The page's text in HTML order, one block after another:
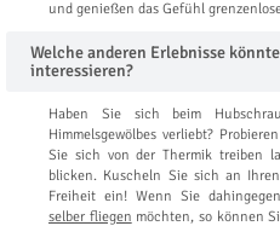
und genießen das Gefühl
Welche anderen Erlebnisse
interessieren?
Haben Sie sich beim
Himmelsgewölbes verliebt?
Sie sich von der Thermik treiben
blicken. Kuscheln Sie sich an
Freiheit ein! Wenn Sie
selber fliegen möchten, so können